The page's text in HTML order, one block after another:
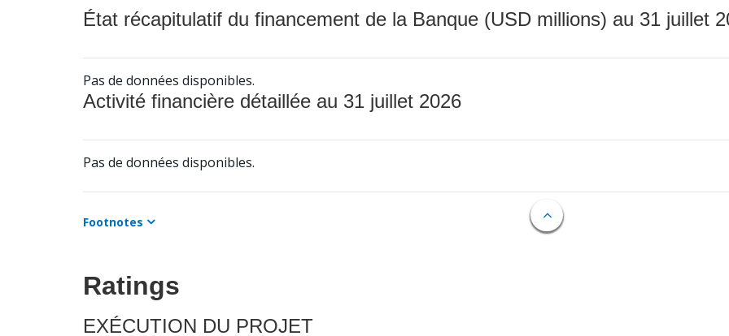
État récapitulatif du financement de la Banque (USD millions) au 31 juillet
Pas de données disponibles.
Activité financière détaillée au 31 juillet 2026
Pas de données disponibles.
Footnotes
Ratings
EXÉCUTION DU PROJET